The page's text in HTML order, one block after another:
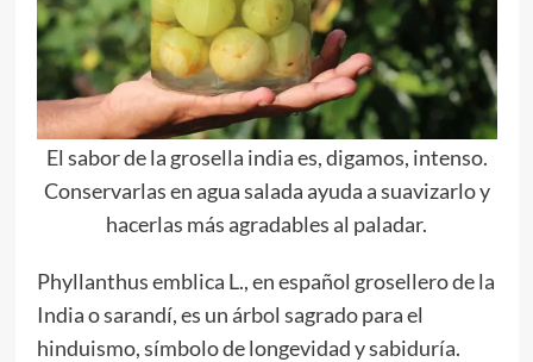
El sabor de la grosella india es, digamos, intenso.
Conservarlas en agua salada ayuda a suavizarlo y
hacerlas más agradables al paladar.
Phyllanthus emblica L., en español grosellero de la
India o sarandí, es un árbol sagrado para el
hinduismo, símbolo de longevidad y sabiduría.